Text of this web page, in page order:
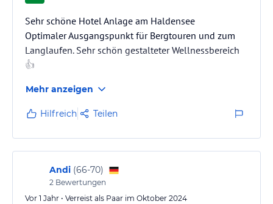
Sehr schöne Hotel Anlage am Haldensee
Optimaler Ausgangspunkt für Bergtouren und zum
Langlaufen. Sehr schön gestalteter Wellnessbereich
👍
Mehr anzeigen
Hilfreich Teilen
Andi (66-70)
2 Bewertungen
Vor 1 Jahr • Verreist als Paar im Oktober 2024